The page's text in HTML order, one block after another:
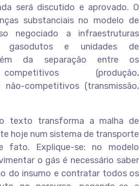
será discutido e aprovado. O
substanciais no modelo de
negociado a infraestruturas
gasodutos e unidades de
da separação entre os
(produção,
não-competitivos (transmissão,
texto transforma a malha de
hoje num sistema de transporte
fato. Explique-se: no modelo
o gás é necessário saber
do insumo e contratar todos os